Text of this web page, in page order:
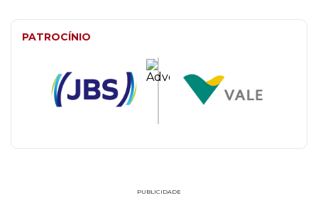
PATROCÍNIO
PUBLICIDADE